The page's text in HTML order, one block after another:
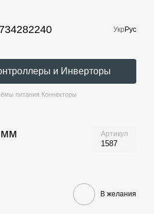
Укр Рус
и Инверторы
питания Коннекторы
мм
Артикул
1587
В желания